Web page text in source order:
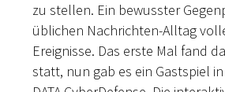
zu stellen. Ein bewusster
üblichen Nachrichten-Alltag
Ereignisse. Das erste Mal fand
statt, nun gab es ein Gastspiel